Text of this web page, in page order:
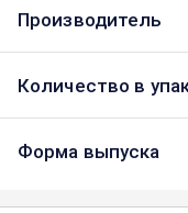
Производитель
Количество в
Форма выпуска